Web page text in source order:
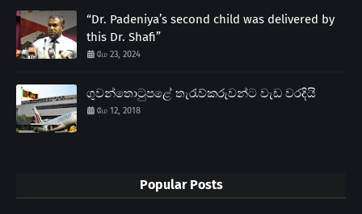
“Dr. Padeniya’s second child was delivered by
this Dr. Shafi”
மே 23, 2024
ගුවන්තොටුපළේ තැරැව්කරුවන්ට වැඩ වරදියි
மே 12, 2018
Popular Posts